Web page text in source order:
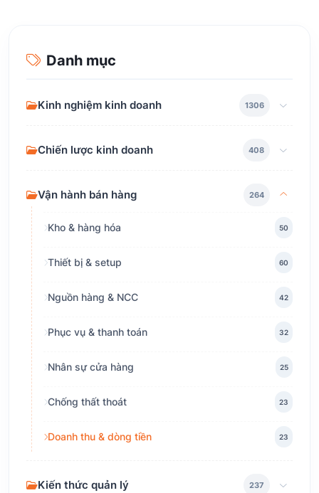
Danh mục
Kinh nghiệm kinh doanh 1306
Chiến lược kinh doanh 408
Vận hành bán hàng 264
Kho & hàng hóa 50
Thiết bị & setup 60
Nguồn hàng & NCC 42
Phục vụ & thanh toán 32
Nhân sự cửa hàng 25
Chống thất thoát 23
Doanh thu & dòng tiền 23
Kiến thức quản lý 237